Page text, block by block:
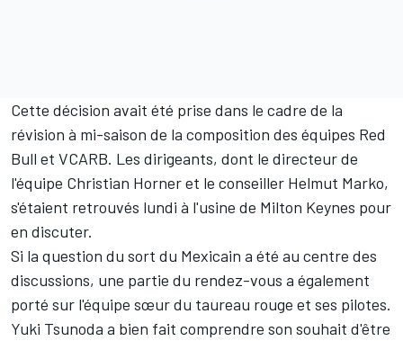
Cette décision avait été prise dans le cadre de la
révision à mi-saison de la composition des équipes Red
Bull et VCARB. Les dirigeants, dont le directeur de
l'équipe Christian Horner et le conseiller Helmut Marko,
s'étaient retrouvés lundi à l'usine de Milton Keynes pour
en discuter.
Si la question du sort du Mexicain a été au centre des
discussions, une partie du rendez-vous a également
porté sur l'équipe sœur du taureau rouge et ses pilotes.
Yuki Tsunoda a bien fait comprendre son souhait d'être